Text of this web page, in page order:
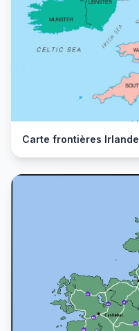
Carte frontières Irlande